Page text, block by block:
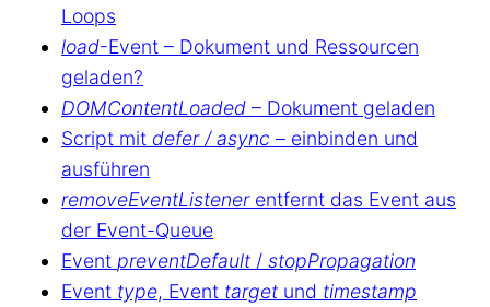
Loops
load-Event – Dokument und Ressourcen
geladen?
DOMContentLoaded – Dokument geladen
Script mit defer / async – einbinden und
ausführen
removeEventListenerentfernt das Event aus
der Event-Queue
Event preventDefault / stopPropagation
Event type, Event target und timestamp